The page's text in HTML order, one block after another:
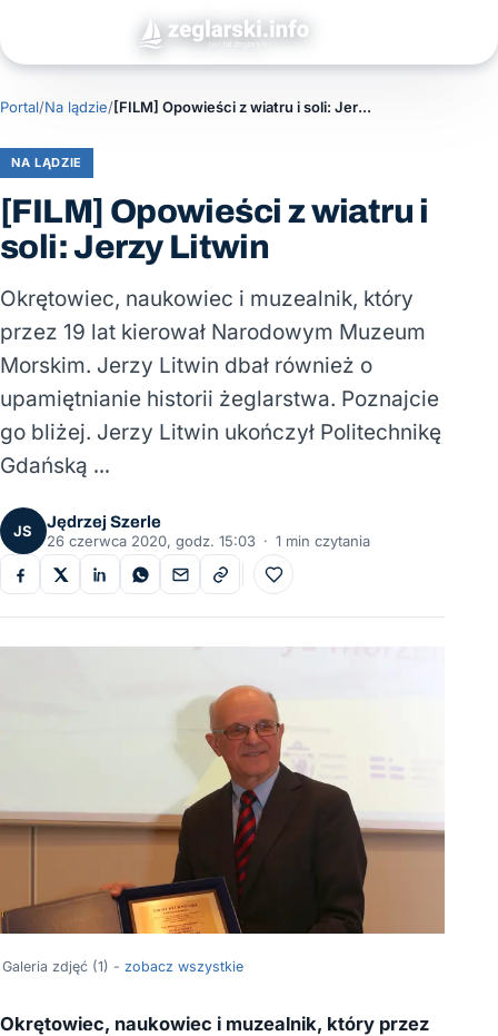
Portal/Na lądzie/ [FILM] Opowieści z wiatru i soli: Jerzy Litwin
NA LĄDZIE
[FILM] Opowieści z wiatru i
soli: Jerzy Litwin
Okrętowiec, naukowiec i muzealnik, który
przez 19 lat kierował Narodowym Muzeum
Morskim. Jerzy Litwin dbał również o
upamiętnianie historii żeglarstwa. Poznajcie
go bliżej. Jerzy Litwin ukończył Politechnikę
Gdańską …
JS
Jędrzej Szerle
26 czerwca 2020, godz. 15:03 · 1 min czytania
Do ulubionych
Galeria zdjęć (1) - zobacz wszystkie
Okrętowiec, naukowiec i muzealnik, który przez